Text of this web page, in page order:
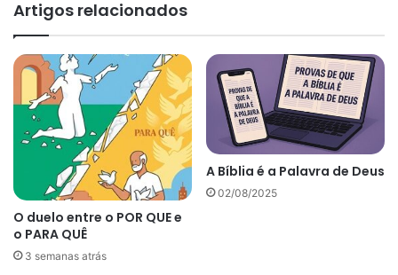
Artigos relacionados
O duelo entre o POR QUE e
o PARA QUÊ
3 semanas atrás
A Bíblia é a Palavra de Deus
02/08/2025